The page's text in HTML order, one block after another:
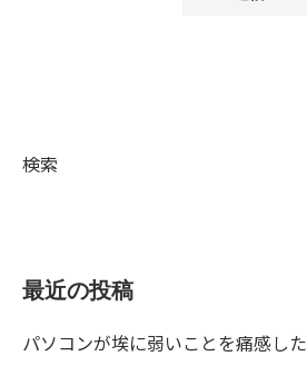
検索
最近の投稿
パソコンが埃に弱いことを痛感した